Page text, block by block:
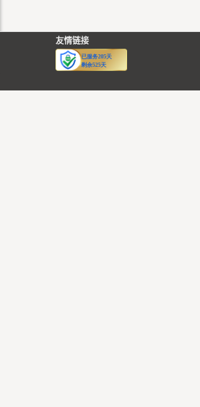
友情链接